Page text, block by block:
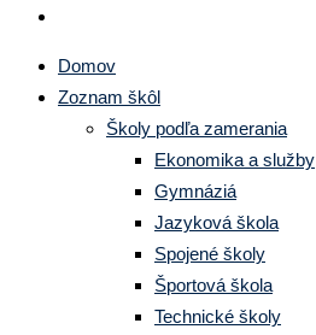
Domov
Zoznam škôl
Školy podľa zamerania
Ekonomika a služby
Gymnáziá
Jazyková škola
Spojené školy
Športová škola
Technické školy